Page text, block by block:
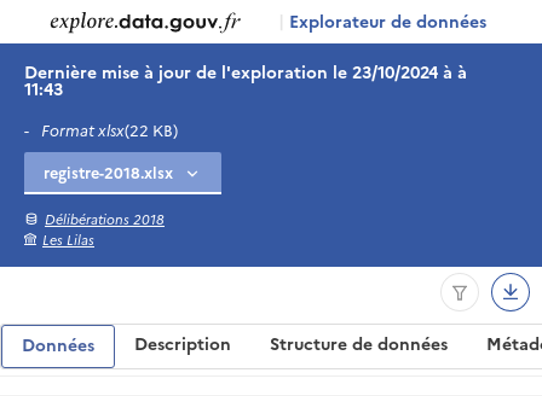
| Explorateur de données
Dernière mise à jour de l'exploration le 23/10/2024 à à
11:43
- Format xlsx(22 KB)
Délibérations 2018
Les Lilas
Données Description Structure de données